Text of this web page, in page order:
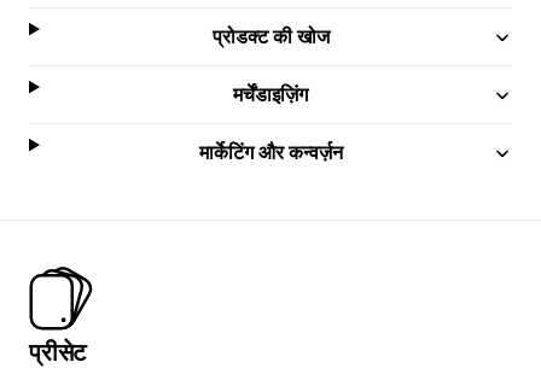
प्रोडक्ट की खोज
मर्चेंडाइज़िंग
मार्केटिंग और कन्वर्ज़न
प्रीसेट